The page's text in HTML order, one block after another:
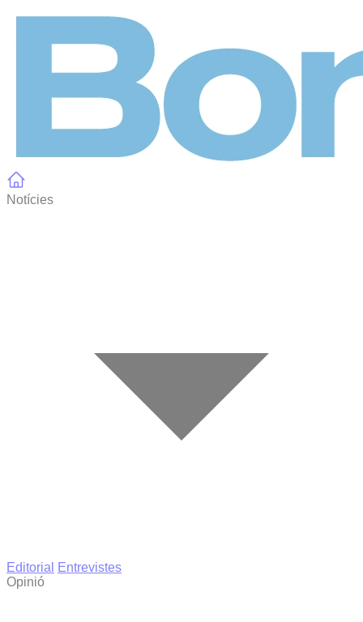
Notícies
Editorial
Entrevistes
Opinió